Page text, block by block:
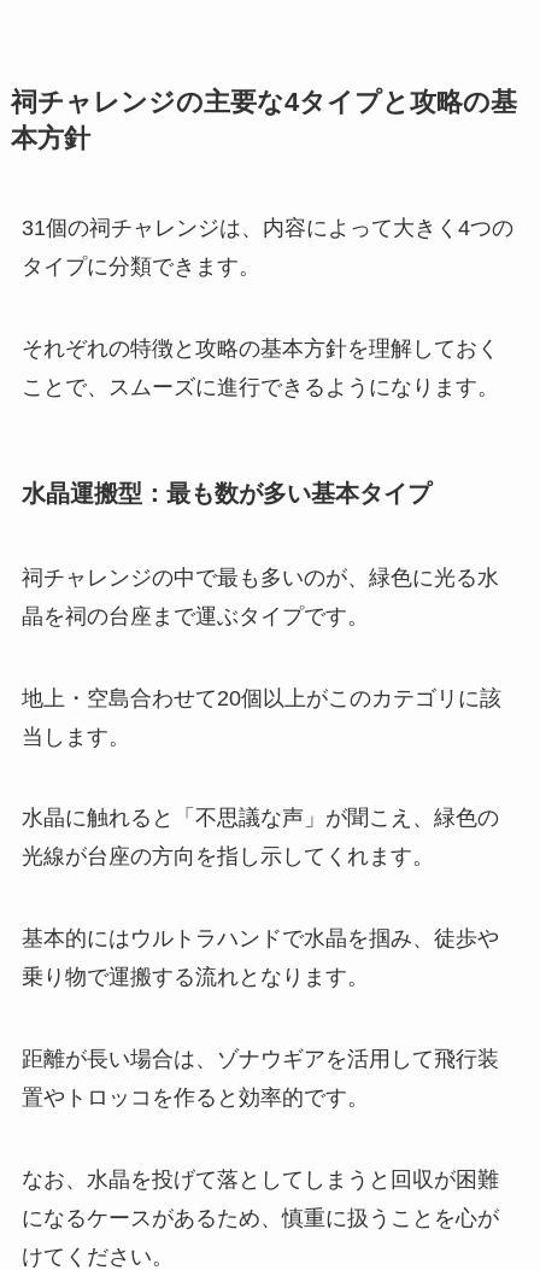
祠チャレンジの主要な4タイプと攻略の基
本方針
31個の祠チャレンジは、内容によって大きく4つの
タイプに分類できます。
それぞれの特徴と攻略の基本方針を理解しておく
ことで、スムーズに進行できるようになります。
水晶運搬型：最も数が多い基本タイプ
祠チャレンジの中で最も多いのが、緑色に光る水
晶を祠の台座まで運ぶタイプです。
地上・空島合わせて20個以上がこのカテゴリに該
当します。
水晶に触れると「不思議な声」が聞こえ、緑色の
光線が台座の方向を指し示してくれます。
基本的にはウルトラハンドで水晶を掴み、徒歩や
乗り物で運搬する流れとなります。
距離が長い場合は、ゾナウギアを活用して飛行装
置やトロッコを作ると効率的です。
なお、水晶を投げて落としてしまうと回収が困難
になるケースがあるため、慎重に扱うことを心が
けてください。